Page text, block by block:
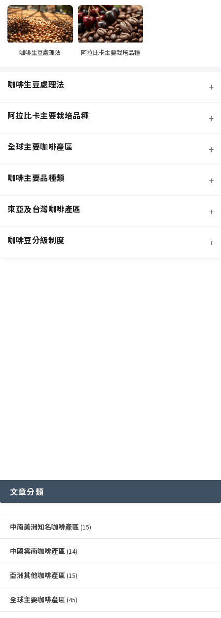
咖啡生豆處理法 阿拉比卡主要栽培品種
咖啡生豆處理法 +
阿拉比卡主要栽培品種 +
全球主要咖啡產區 +
咖啡主要品種類 +
東亞及台灣咖啡產區 +
咖啡豆分級制度 +
文章分類
中南美洲知名咖啡產區 (15)
中國雲南咖啡產區 (14)
亞洲其他咖啡產區 (15)
全球主要咖啡產區 (45)